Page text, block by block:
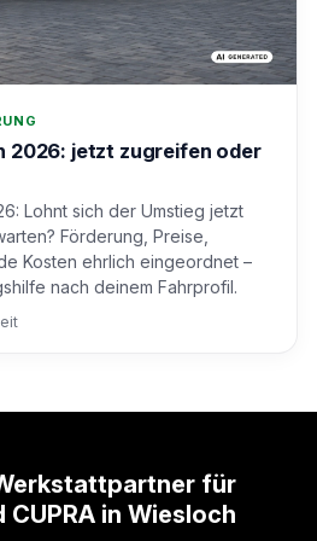
2026: jetzt zugreifen oder
Lohnt sich der Umstieg jetzt
Förderung, Preise,
Kosten ehrlich eingeordnet –
nach deinem Fahrprofil.
für
CUPRA in Wiesloch